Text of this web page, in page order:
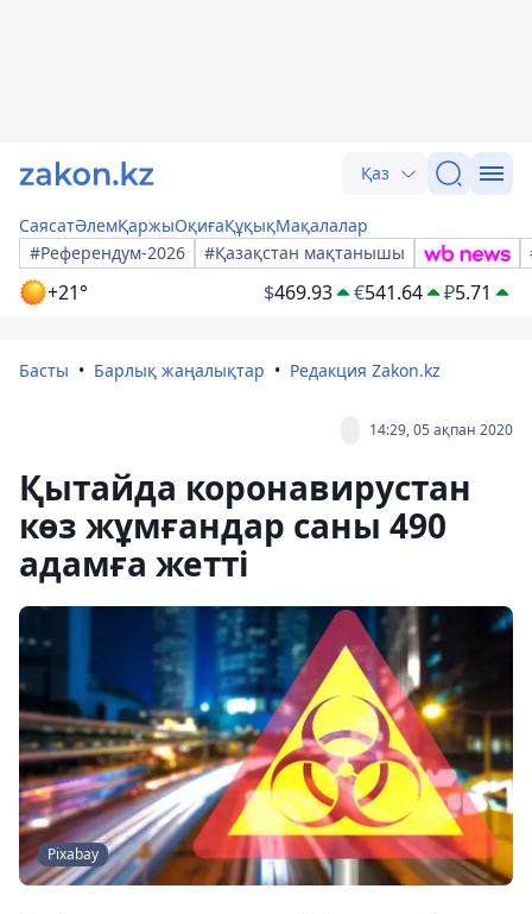
Қаз
СаясатӘлемҚаржыОқиғаҚұқықМақалалар
#Референдум-2026
#Қазақстан мақтанышы
+21° $469.93 €541.64 ₽5.71
Басты Барлық жаңалықтар Редакция Zakon.kz
14:29, 05 ақпан 2020
Қытайда коронавирустан
көз жұмғандар саны 490
адамға жетті
Pixabay